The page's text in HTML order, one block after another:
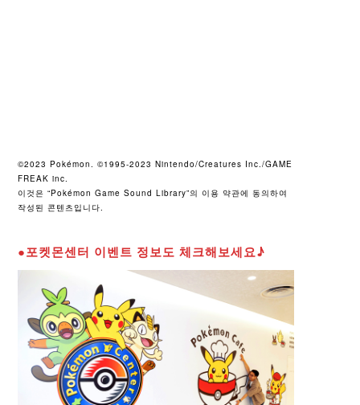
©2023 Pokémon. ©1995-2023 Nintendo/Creatures Inc./GAME
FREAK inc.
이것은 “Pokémon Game Sound Library”의 이용 약관에 동의하여
작성된 콘텐츠입니다.
●포켓몬센터 이벤트 정보도 체크해보세요♪